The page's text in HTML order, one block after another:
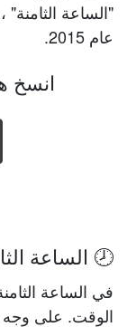
عام 2015.
انسخ
🕗 الساعة
في الساعة
الوقت. على وجه